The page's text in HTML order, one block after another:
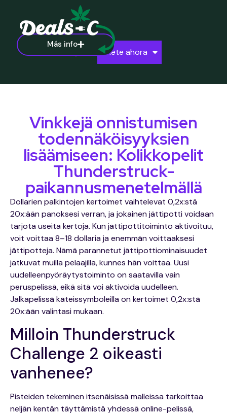
Más info
Únete ahora
Vinkkejä onnistumisen
todennäköisyyksien
lisäämiseen: Kolikkopelit
Thunderstruck-
paikannusmenetelmällä
Dollarien palkintojen kertoimet vaihtelevat 0,2x:stä
20x:ään panoksesi verran, ja jokainen jättipotti voidaan
tarjota useita kertoja. Kun jättipottitoiminto aktivoituu,
voit voittaa 8–18 dollaria ja enemmän voittaaksesi
jättipotteja. Nämä parannetut jättipottiominaisuudet
jatkuvat muilla pelaajilla, kunnes hän voittaa. Uusi
uudelleenpyöräytystoiminto on saatavilla vain
peruspelissä, eikä sitä voi aktivoida uudelleen.
Jalkapelissä käteissymboleilla on kertoimet 0,2x:stä
20x:ään valintasi mukaan.
Milloin Thunderstruck
Challenge 2 oikeasti
vanhenee?
Pisteiden tekeminen itsenäisissä malleissa tarkoittaa
neljän kentän täyttämistä yhdessä online-pelissä,